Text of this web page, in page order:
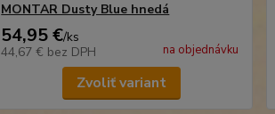
MONTAR Dusty Blue hnedá
54,95 €/ks
44,67 € bez DPH na objednávku
Zvoliť variant